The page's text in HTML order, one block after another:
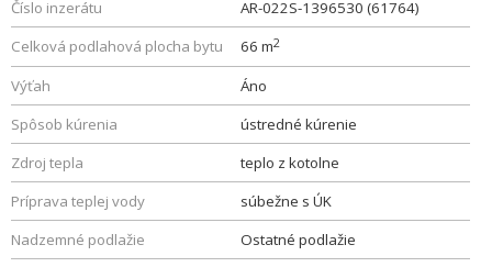
Číslo inzerátu
AR-022S-1396530 (61764)
Celková podlahová plocha bytu
66 m2
Výťah
Áno
Spôsob kúrenia
ústredné kúrenie
Zdroj tepla
teplo z kotolne
Príprava teplej vody
súbežne s ÚK
Nadzemné podlažie
Ostatné podlažie